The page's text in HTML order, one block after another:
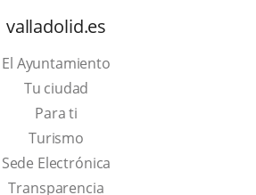
valladolid.es
El Ayuntamiento
Tu ciudad
Para ti
TurismoThis
link
will
Sede Electrónica
Transparencia